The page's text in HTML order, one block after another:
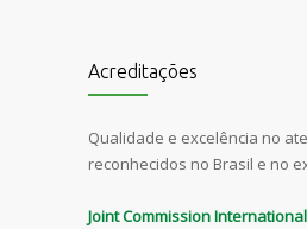
Acreditações
Qualidade e excelência no
reconhecidos no Brasil e no
Joint Commission International